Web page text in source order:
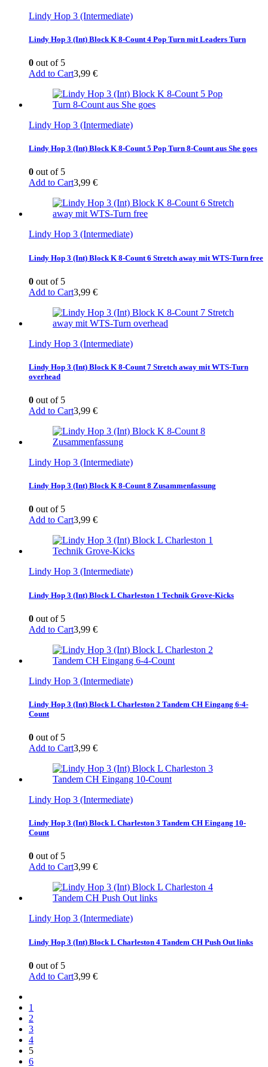
Lindy Hop 3 (Intermediate)
Lindy Hop 3 (Int) Block K 8-Count 4 Pop Turn mit Leaders Turn
0 out of 5
Add to Cart3,99 €
Lindy Hop 3 (Intermediate)
Lindy Hop 3 (Int) Block K 8-Count 5 Pop Turn 8-Count aus She goes
0 out of 5
Add to Cart3,99 €
Lindy Hop 3 (Intermediate)
Lindy Hop 3 (Int) Block K 8-Count 6 Stretch away mit WTS-Turn free
0 out of 5
Add to Cart3,99 €
Lindy Hop 3 (Intermediate)
Lindy Hop 3 (Int) Block K 8-Count 7 Stretch away mit WTS-Turn
overhead
0 out of 5
Add to Cart3,99 €
Lindy Hop 3 (Intermediate)
Lindy Hop 3 (Int) Block K 8-Count 8 Zusammenfassung
0 out of 5
Add to Cart3,99 €
Lindy Hop 3 (Intermediate)
Lindy Hop 3 (Int) Block L Charleston 1 Technik Grove-Kicks
0 out of 5
Add to Cart3,99 €
Lindy Hop 3 (Intermediate)
Lindy Hop 3 (Int) Block L Charleston 2 Tandem CH Eingang 6-4-
Count
0 out of 5
Add to Cart3,99 €
Lindy Hop 3 (Intermediate)
Lindy Hop 3 (Int) Block L Charleston 3 Tandem CH Eingang 10-
Count
0 out of 5
Add to Cart3,99 €
Lindy Hop 3 (Intermediate)
Lindy Hop 3 (Int) Block L Charleston 4 Tandem CH Push Out links
0 out of 5
Add to Cart3,99 €
1
2
3
4
5
6